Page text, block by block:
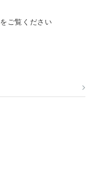
をご覧ください